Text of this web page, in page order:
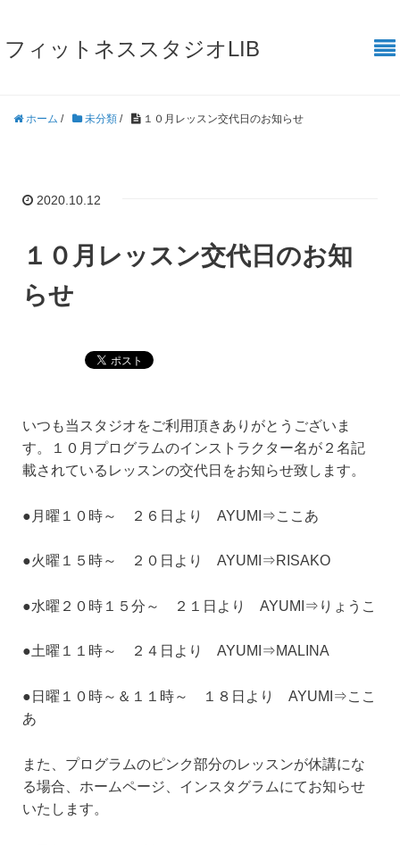
フィットネススタジオLIB
ホーム / 未分類 / １０月レッスン交代日のお知らせ
2020.10.12
１０月レッスン交代日のお知
らせ
いつも当スタジオをご利用頂きありがとうございま
す。１０月プログラムのインストラクター名が２名記
載されているレッスンの交代日をお知らせ致します。
●月曜１０時～ ２６日より AYUMI⇒ここあ
●火曜１５時～ ２０日より AYUMI⇒RISAKO
●水曜２０時１５分～ ２１日より AYUMI⇒りょうこ
●土曜１１時～ ２４日より AYUMI⇒MALINA
●日曜１０時～＆１１時～ １８日より AYUMI⇒ここ
あ
また、プログラムのピンク部分のレッスンが休講にな
る場合、ホームページ、インスタグラムにてお知らせ
いたします。